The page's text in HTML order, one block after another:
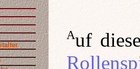
Auf